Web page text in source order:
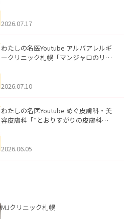
した。
2026.07.17
わたしの名医Youtube アルバアレルギ
ークリニック札幌「マンジャロのリア
た。
2026.07.10
わたしの名医Youtube めぐ皮膚科・美
容皮膚科「”とおりすがりの皮膚科
2026.06.05
MJクリニック札幌